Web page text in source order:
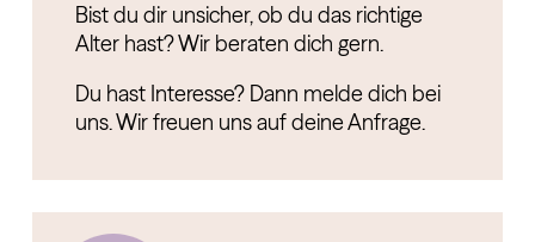
Bist du dir unsicher, ob du das richtige
Alter hast? Wir beraten dich gern.
Du hast Interesse? Dann melde dich bei
uns. Wir freuen uns auf deine Anfrage.